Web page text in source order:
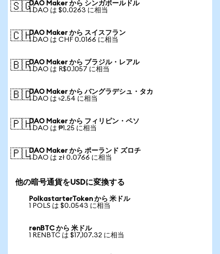
🇸🇬DAO Maker から シンガポールドル
1 DAO は $0.0263 に相当
🇨🇭DAO Maker から スイスフラン
1 DAO は CHF 0.0166 に相当
🇧🇷DAO Maker から ブラジル・レアル
1 DAO は R$0.1057 に相当
🇧🇩DAO Maker から バングラデシュ・タカ
1 DAO は ৳2.54 に相当
🇵🇭DAO Maker から フィリピン・ペソ
1 DAO は ₱1.25 に相当
🇵🇱DAO Maker から ポーランド ズロチ
1 DAO は zł 0.0766 に相当
他の暗号通貨をUSDに変換する
PolkastarterToken から 米ドル
1 POLS は $0.0543 に相当
renBTC から 米ドル
1 RENBTC は $17,107.32 に相当